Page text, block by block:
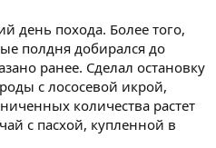
день похода. Более того,
полдня добирался до
ранее. Сделал остановку
с лососевой икрой,
количества растет
с пасхой, купленной в